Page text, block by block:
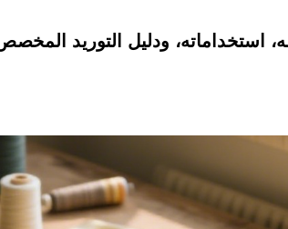
استخداماته، ودليل التوريد